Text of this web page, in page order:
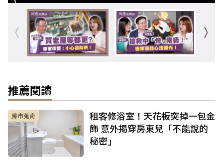
推薦閱讀
房市蒐奇
租客修浴室！天花板突掉一包金
飾 意外揭穿房東兒「不能說的
秘密」